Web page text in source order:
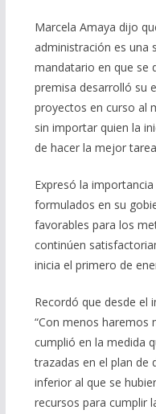
Marcela Amaya dijo
administración es una
mandatario en que se
premisa desarrolló su
proyectos en curso al
sin importar quien la
de hacer la mejor
Expresó la
formulados en su
favorables para los
continúen
inicia el primero de
Recordó que desde el
“Con menos haremos
cumplió en la medida
trazadas en el plan de
inferior al que se
recursos para cumplir